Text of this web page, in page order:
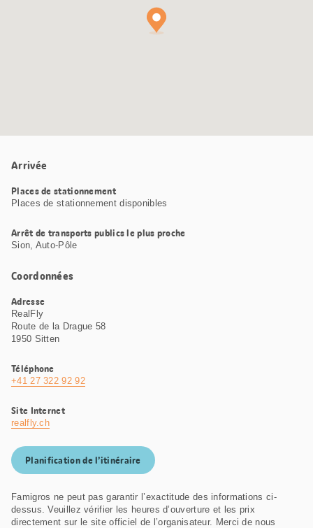
Arrivée
Places de stationnement
Places de stationnement disponibles
Arrêt de transports publics le plus proche
Sion, Auto-Pôle
Coordonnées
Adresse
RealFly
Route de la Drague 58
1950 Sitten
Téléphone
+41 27 322 92 92
Site Internet
realfly.ch
Planification de l’itinéraire
Famigros ne peut pas garantir l’exactitude des informations ci-
dessus. Veuillez vérifier les heures d’ouverture et les prix
directement sur le site officiel de l’organisateur. Merci de nous